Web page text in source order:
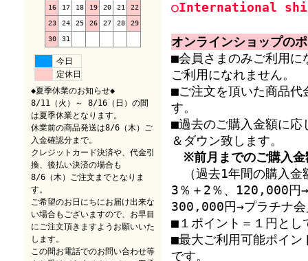
16 17 18 19 20 21 22
23 24 25 26 27 28 29
30 31
今日
定休日
◆夏季休業のお知らせ◆
8/11（火）～ 8/16（日）の間
は夏季休業となります。
休業前の商品発送は8/6（木）ご
入金確認分まで。
クレジットカード決済や、代金引
換、後払い決済の場合も
8/6（木）ご注文までとなりま
す。
ご希望のお日にちにお届け出来な
い場合もございますので、お早目
にご注文頂きますようお願いいた
します。
この間お電話でのお問い合わせ等
○International
オンラインショップの
■会員さまのみご利用に
ご利用になれません。
■ご注文を頂いた商品代
す。
■過去のご購入金額に応
＆ダウン致します。
※前月までのご購入
（過去1年間の購入
3％＋2％、120,000円
300,000円→プラチナ会
■１ポイント＝１円とし
■最大ご利用可能ポイン
です。